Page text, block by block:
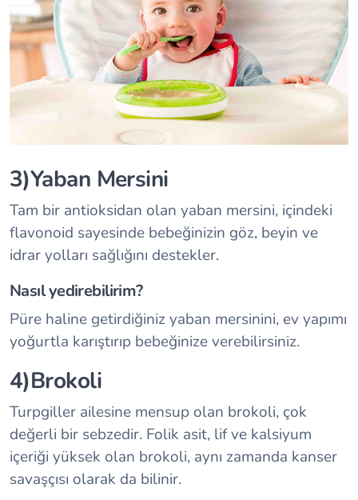
3)Yaban Mersini
Tam bir antioksidan olan yaban mersini, içindeki
flavonoid sayesinde bebeğinizin göz, beyin ve
idrar yolları sağlığını destekler.
Nasıl yedirebilirim?
Püre haline getirdiğiniz yaban mersinini, ev yapımı
yoğurtla karıştırıp bebeğinize verebilirsiniz.
4)Brokoli
Turpgiller ailesine mensup olan brokoli, çok
değerli bir sebzedir. Folik asit, lif ve kalsiyum
içeriği yüksek olan brokoli, aynı zamanda kanser
savaşçısı olarak da bilinir.